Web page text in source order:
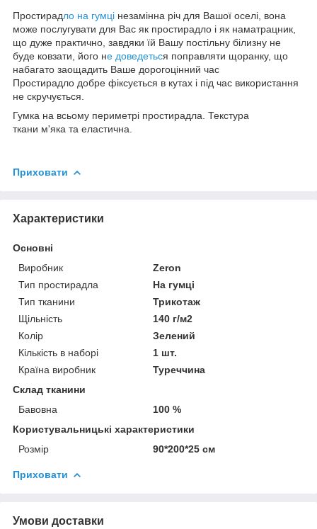
Простирадло на гумці незамінна річ для Вашої оселі, вона
може послугувати для Вас як простирадло і як наматрацник,
що дуже практично, завдяки їй Вашу постільну білизну не
буде ковзати, його не доведеться поправляти щоранку, що
набагато заощадить Ваше дорогоцінний час
Простирадло добре фіксується в кутах і під час використання
не скручується.
Гумка на всьому периметрі простирадла. Текстура
ткани м'яка та еластична.
Приховати
Характеристики
Основні
Виробник
Zeron
Тип простирадла
На гумці
Тип тканини
Трикотаж
Щільність
140 г/м2
Колір
Зелений
Кількість в наборі
1 шт.
Країна виробник
Туреччина
Склад тканини
Бавовна
100 %
Користувальницькі характеристики
Розмір
90*200*25 см
Приховати
Умови доставки